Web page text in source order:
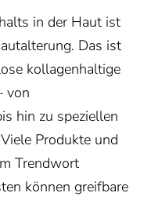
in der Haut ist
Das ist
kollagenhaltige
von
hin zu speziellen
Produkte und
Trendwort
können greifbare